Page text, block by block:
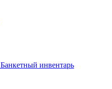
Банкетный инвентарь